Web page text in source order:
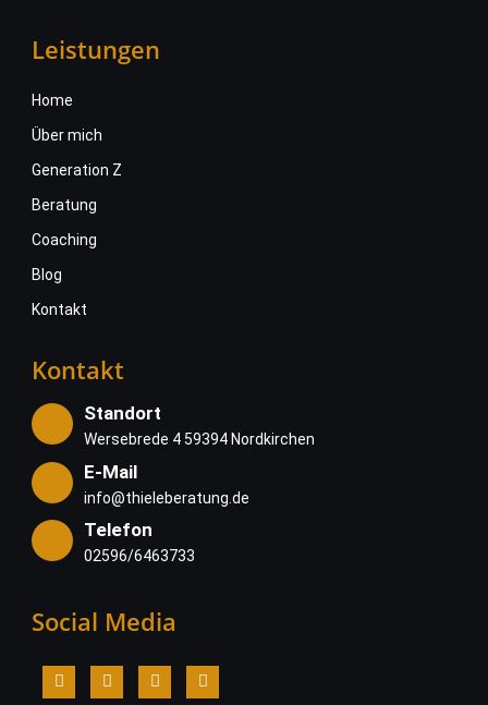
Leistungen
Home
Über mich
Generation Z
Beratung
Coaching
Blog
Kontakt
Kontakt
Standort
Wersebrede 4 59394 Nordkirchen
E-Mail
info@thieleberatung.de
Telefon
02596/6463733
Social Media